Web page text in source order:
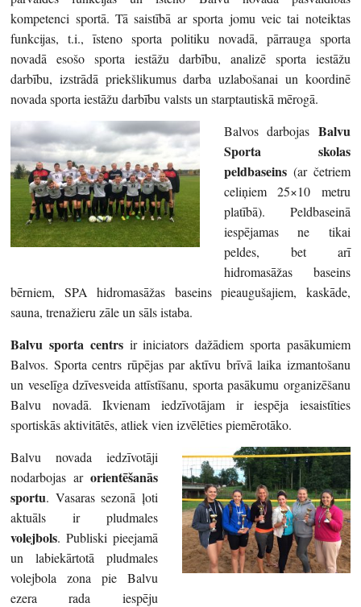
kompetenci sportā. Tā saistībā ar sporta jomu veic tai noteiktas
funkcijas, t.i., īsteno sporta politiku novadā, pārrauga sporta
novadā esošo sporta iestāžu darbību, analizē sporta iestāžu
darbību, izstrādā priekšlikumus darba uzlabošanai un koordinē
novada sporta iestāžu darbību valsts un starptautiskā mērogā.
Balvos darbojas Balvu
Sporta skolas
peldbaseins (ar četriem
celiņiem 25×10 metru
platībā). Peldbaseinā
iespējamas ne tikai
peldes, bet arī
hidromasāžas baseins
bērniem, SPA hidromasāžas baseins pieaugušajiem, kaskāde,
sauna, trenažieru zāle un sāls istaba.
Balvu sporta centrsir iniciators dažādiem sporta pasākumiem
Balvos. Sporta centrs rūpējas par aktīvu brīvā laika izmantošanu
un veselīga dzīvesveida attīstīšanu, sporta pasākumu organizēšanu
Balvu novadā. Ikvienam iedzīvotājam ir iespēja iesaistīties
sportiskās aktivitātēs, atliek vien izvēlēties piemērotāko.
Balvu novada iedzīvotāji
nodarbojas ar orientēšanās
sportu. Vasaras sezonā ļoti
aktuāls ir pludmales
volejbols. Publiski pieejamā
un labiekārtotā pludmales
volejbola zona pie Balvu
ezera rada iespēju